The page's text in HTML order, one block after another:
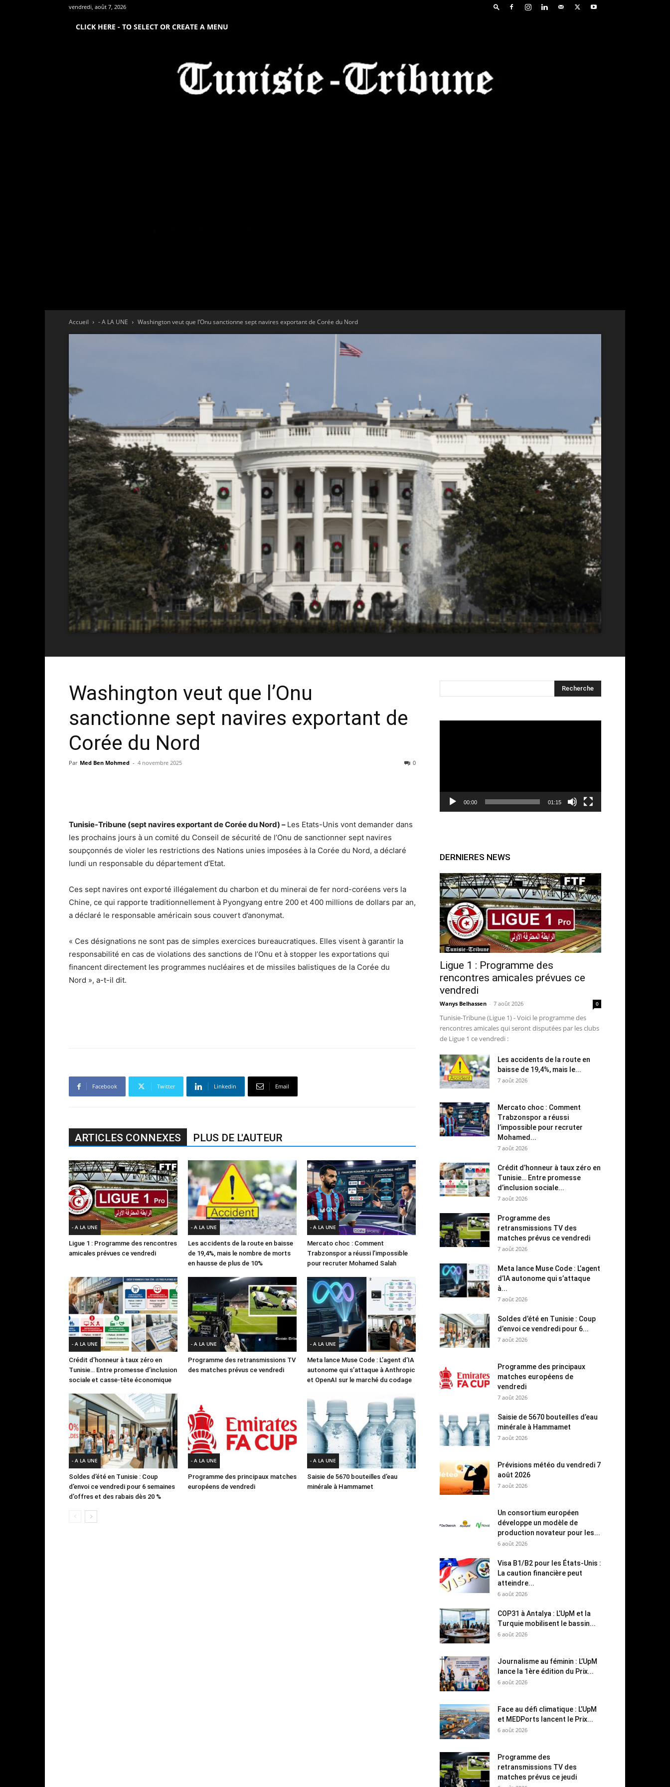
vendredi, août 7, 2026
CLICK HERE - TO SELECT OR CREATE A MENU
Accueil - A LA UNE Washington veut que l’Onu sanctionne sept navires exportant de Corée du Nord
Washington veut que l’Onu
sanctionne sept navires exportant de
Corée du Nord
Par Med Ben Mohmed - 4 novembre 2025 0
Tunisie-Tribune (sept navires exportant de Corée du Nord) – Les Etats-Unis vont demander dans
les prochains jours à un comité du Conseil de sécurité de l’Onu de sanctionner sept navires
soupçonnés de violer les restrictions des Nations unies imposées à la Corée du Nord, a déclaré
lundi un responsable du département d’Etat.
Ces sept navires ont exporté illégalement du charbon et du minerai de fer nord-coréens vers la
Chine, ce qui rapporte traditionnellement à Pyongyang entre 200 et 400 millions de dollars par an,
a déclaré le responsable américain sous couvert d’anonymat.
« Ces désignations ne sont pas de simples exercices bureaucratiques. Elles visent à garantir la
responsabilité en cas de violations des sanctions de l’Onu et à stopper les exportations qui
financent directement les programmes nucléaires et de missiles balistiques de la Corée du
Nord », a-t-il dit.
Facebook Twitter Linkedin Email
ARTICLES CONNEXES PLUS DE L'AUTEUR
- A LA UNE
Ligue 1 : Programme des rencontres
amicales prévues ce vendredi
- A LA UNE
Les accidents de la route en baisse
de 19,4%, mais le nombre de morts
en hausse de plus de 10%
- A LA UNE
Mercato choc : Comment
Trabzonspor a réussi l’impossible
pour recruter Mohamed Salah
- A LA UNE
Crédit d’honneur à taux zéro en
Tunisie… Entre promesse d’inclusion
sociale et casse-tête économique
- A LA UNE
Programme des retransmissions TV
des matches prévus ce vendredi
- A LA UNE
Meta lance Muse Code : L’agent d’IA
autonome qui s’attaque à Anthropic
et OpenAI sur le marché du codage
- A LA UNE
Soldes d’été en Tunisie : Coup
d’envoi ce vendredi pour 6 semaines
d’offres et des rabais dès 20 %
- A LA UNE
Programme des principaux matches
européens de vendredi
- A LA UNE
Saisie de 5670 bouteilles d’eau
minérale à Hammamet
00:00 01:15
DERNIERES NEWS
Ligue 1 : Programme des
rencontres amicales prévues ce
vendredi
Wanys Belhassen - 7 août 2026 0
Tunisie-Tribune (Ligue 1) - Voici le programme des
rencontres amicales qui seront disputées par les clubs
de Ligue 1 ce vendredi :
Les accidents de la route en
baisse de 19,4%, mais le...
7 août 2026
Mercato choc : Comment
Trabzonspor a réussi
l’impossible pour recruter
Mohamed...
7 août 2026
Crédit d’honneur à taux zéro en
Tunisie… Entre promesse
d’inclusion sociale...
7 août 2026
Programme des
retransmissions TV des
matches prévus ce vendredi
7 août 2026
Meta lance Muse Code : L’agent
d’IA autonome qui s’attaque
à...
7 août 2026
Soldes d’été en Tunisie : Coup
d’envoi ce vendredi pour 6...
7 août 2026
Programme des principaux
matches européens de
vendredi
7 août 2026
Saisie de 5670 bouteilles d’eau
minérale à Hammamet
7 août 2026
Prévisions météo du vendredi 7
août 2026
7 août 2026
Un consortium européen
développe un modèle de
production novateur pour les...
6 août 2026
Visa B1/B2 pour les États-Unis :
La caution financière peut
atteindre...
6 août 2026
COP31 à Antalya : L’UpM et la
Turquie mobilisent le bassin...
6 août 2026
Journalisme au féminin : L’UpM
lance la 1ère édition du Prix...
6 août 2026
Face au défi climatique : L’UpM
et MEDPorts lancent le Prix...
6 août 2026
Programme des
retransmissions TV des
matches prévus ce jeudi